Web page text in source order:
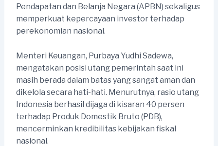
Pendapatan dan Belanja Negara (APBN) sekaligus
memperkuat kepercayaan investor terhadap
perekonomian nasional.
Menteri Keuangan, Purbaya Yudhi Sadewa,
mengatakan posisi utang pemerintah saat ini
masih berada dalam batas yang sangat aman dan
dikelola secara hati-hati. Menurutnya, rasio utang
Indonesia berhasil dijaga di kisaran 40 persen
terhadap Produk Domestik Bruto (PDB),
mencerminkan kredibilitas kebijakan fiskal
nasional.